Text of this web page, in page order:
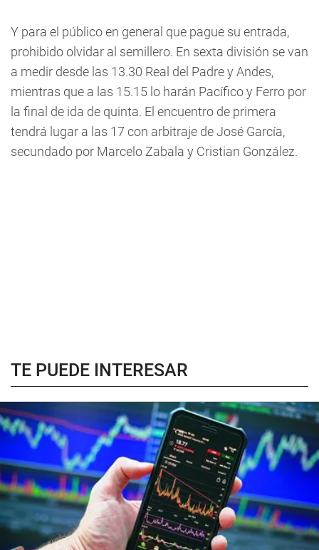
Y para el público en general que pague su entrada,
prohibido olvidar al semillero. En sexta división se van
a medir desde las 13.30 Real del Padre y Andes,
mientras que a las 15.15 lo harán Pacífico y Ferro por
la final de ida de quinta. El encuentro de primera
tendrá lugar a las 17 con arbitraje de José García,
secundado por Marcelo Zabala y Cristian González.
TE PUEDE INTERESAR